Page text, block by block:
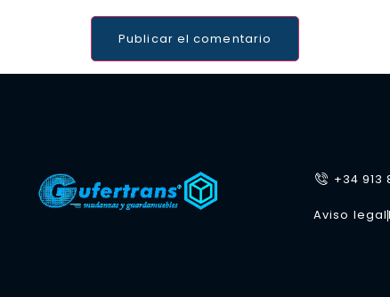
+34 913
Aviso legal